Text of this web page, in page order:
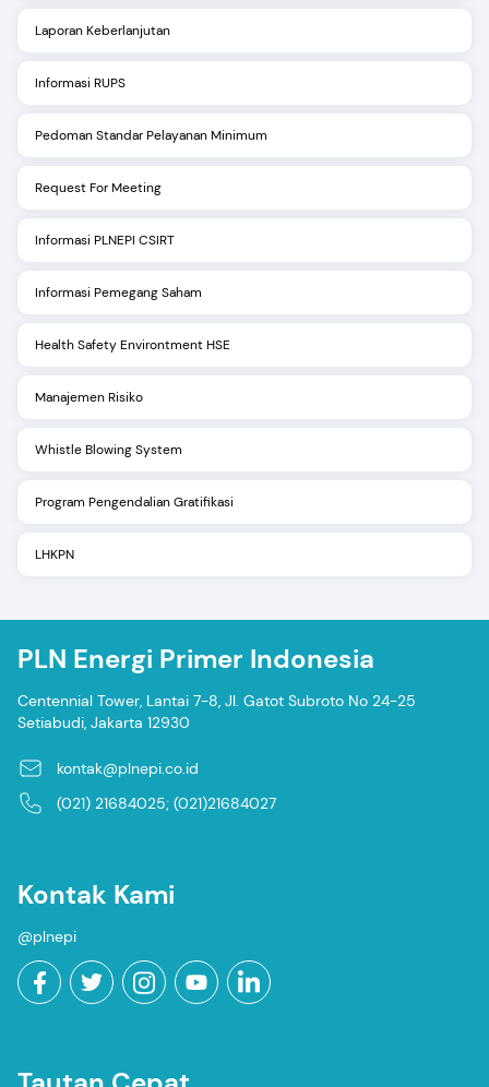
Laporan Keberlanjutan
Informasi RUPS
Pedoman Standar Pelayanan Minimum
Request For Meeting
Informasi PLNEPI CSIRT
Informasi Pemegang Saham
Health Safety Environtment HSE
Manajemen Risiko
Whistle Blowing System
Program Pengendalian Gratifikasi
LHKPN
PLN Energi Primer Indonesia
Centennial Tower, Lantai 7-8, Jl. Gatot Subroto No 24-25
Setiabudi, Jakarta 12930
kontak@plnepi.co.id
(021) 21684025; (021)21684027
Kontak Kami
@plnepi